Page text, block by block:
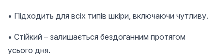
• Підходить для всіх типів шкіри, включаючи чутливу.
• Стійкий – залишається бездоганним протягом
усього дня.